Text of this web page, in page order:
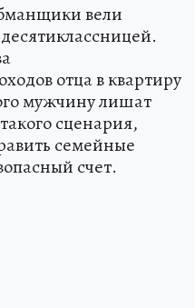
вели
отца в квартиру
мужчину лишат
сценария,
семейные
счет.